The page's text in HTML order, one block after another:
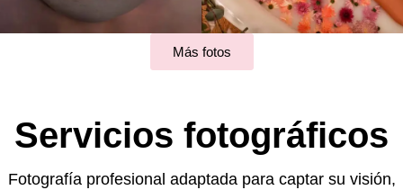
Más fotos
Servicios fotográficos
Fotografía profesional adaptada para captar su visión,